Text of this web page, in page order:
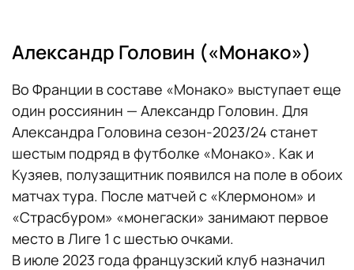
Александр Головин («Монако»)
Во Франции в составе «Монако» выступает еще
один россиянин — Александр Головин. Для
Александра Головина сезон-2023/24 станет
шестым подряд в футболке «Монако». Как и
Кузяев, полузащитник появился на поле в обоих
матчах тура. После матчей с «Клермоном» и
«Страсбуром» «монегаски» занимают первое
место в Лиге 1 с шестью очками.
В июле 2023 года французский клуб назначил